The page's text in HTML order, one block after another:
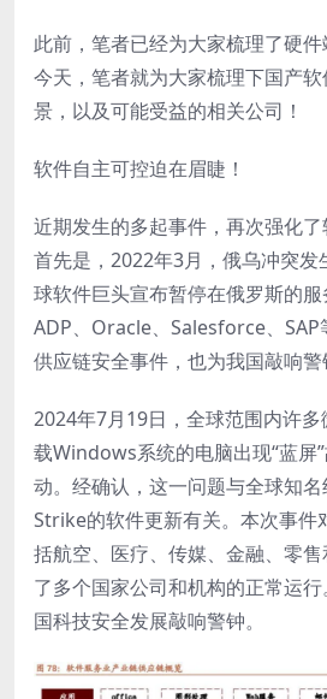
此前，笔者已经为大家梳理了硬件
今天，笔者就为大家梳理下国产
景，以及可能受益的相关公司！
软件自主可控迫在眉睫！
近期发生的多起事件，再次强化了
首先是，2022年3月，俄乌冲突发
球软件巨头宣布暂停在俄罗斯的服
ADP、Oracle、Salesforce、SAP
供应链安全事件，也为我国敲响警
2024年7月19日，全球范围内许
载Windows系统的电脑出现“蓝屏
动。经确认，这一问题与全球知
Strike的软件更新有关。本次事件
括航空、医疗、传媒、金融、零
了多个国家公司和机构的正常运
国科技安全发展敲响警钟。